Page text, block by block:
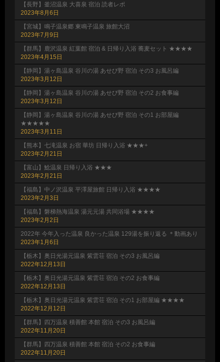
【長野】釜沼温泉 大喜泉 宿泊 読者レポ
2023年8月6日
【宮城】鳴子温泉郷 東鳴子温泉 旅館大沼
2023年7月9日
【群馬】鹿沢温泉 紅葉館 宿泊 & 日帰り入浴 蕎麦セット ★★★★
2023年4月15日
【静岡】湯ヶ島温泉 谷川の湯 あせび野 宿泊 その3 お風呂編
2023年3月12日
【静岡】湯ヶ島温泉 谷川の湯 あせび野 宿泊 その2 お食事編
2023年3月12日
【静岡】湯ヶ島温泉 谷川の湯 あせび野 宿泊 その1 お部屋編
★★★★★
2023年3月11日
【熊本】七滝温泉 お宿 華坊 日帰り入浴 ★★★+
2023年2月21日
【富山】鯰温泉 日帰り入浴 ★★★
2023年2月21日
【福島】中ノ沢温泉 平澤屋旅館 日帰り入浴 ★★★★
2023年2月3日
【福島】磐梯熱海温泉 湯元元湯 共同浴場 ★★★★
2023年2月2日
2022年 今年入った温泉 良かった温泉 129湯を振り返る ＊動画あり
2023年1月6日
【栃木】奥日光湯元温泉 紫雲荘 宿泊 その3 お風呂編
2022年12月13日
【栃木】奥日光湯元温泉 紫雲荘 宿泊 その2 お食事編
2022年12月13日
【栃木】奥日光湯元温泉 紫雲荘 宿泊 その1 お部屋編 ★★★★
2022年12月12日
【群馬】四万温泉 積善館 本館 宿泊 その3 お風呂編
2022年11月20日
【群馬】四万温泉 積善館 本館 宿泊 その2 お食事編
2022年11月20日